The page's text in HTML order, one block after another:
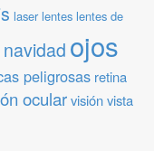
laser lentes lentes de
navidad ojos
peligrosas retina
ocularvisiónvista